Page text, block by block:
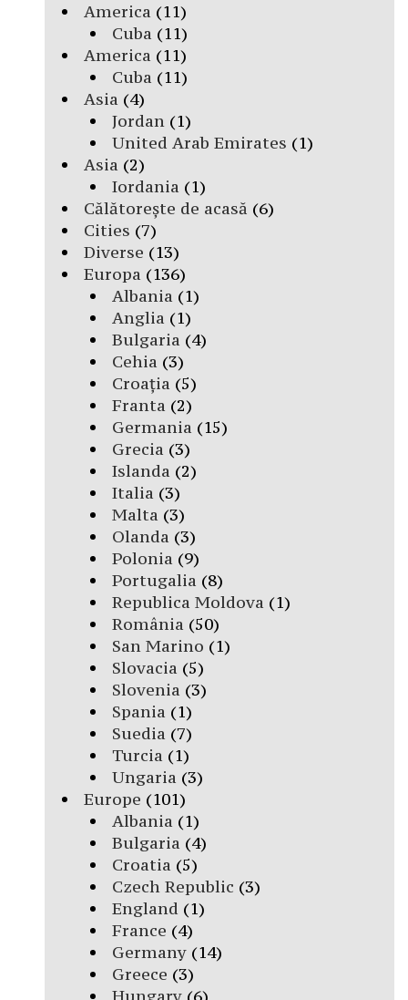
America (11)
Cuba (11)
America (11)
Cuba (11)
Asia (4)
Jordan(1)
United Arab Emirates (1)
Asia (2)
Iordania (1)
Călătorește de acasă (6)
Cities (7)
Diverse (13)
Europa (136)
Albania (1)
Anglia (1)
Bulgaria (4)
Cehia (3)
Croația (5)
Franta (2)
Germania (15)
Grecia (3)
Islanda (2)
Italia (3)
Malta (3)
Olanda (3)
Polonia (9)
Portugalia (8)
Republica Moldova (1)
România (50)
San Marino (1)
Slovacia (5)
Slovenia (3)
Spania (1)
Suedia (7)
Turcia (1)
Ungaria (3)
Europe (101)
Albania (1)
Bulgaria (4)
Croatia (5)
Czech Republic (3)
England (1)
France (4)
Germany(14)
Greece (3)